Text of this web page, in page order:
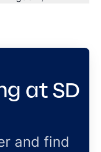
at SD
and find